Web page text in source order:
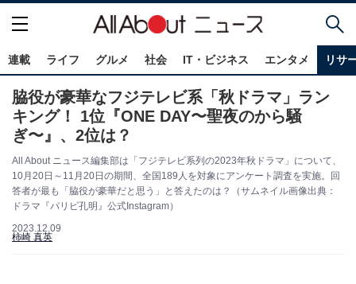
連載 ライフ グルメ 社会 IT・ビジネス エンタメ リサ
脇役が豪華なフジテレビ系「秋ドラマ」ラン
キング！ 1位『ONE DAY〜聖夜のから騒
ぎ〜』、2位は？
All About ニュース編集部は「フジテレビ系列の2023年秋ドラマ」について、
10月20日～11月20日の期間、全国189人を対象にアンケート調査を実施。回
答者が最も「脇役が豪華だと思う」と答えたのは？（サムネイル画像出典：
ドラマ『パリピ孔明』公式Instagram）
2023.12.09
柿崎 真英